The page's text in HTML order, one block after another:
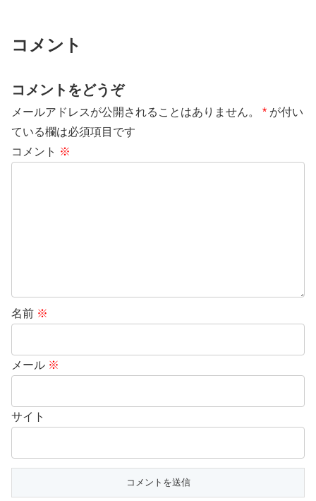
コメント
コメントをどうぞ
メールアドレスが公開されることはありません。 * が付い
ている欄は必須項目です
コメント ※
名前 ※
メール ※
サイト